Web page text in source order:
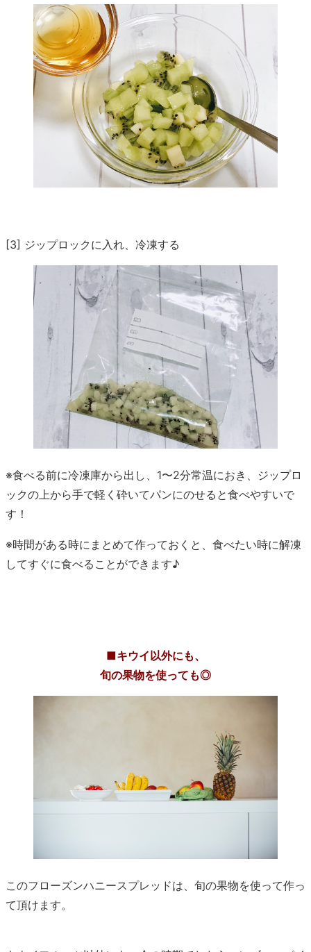
[3] ジップロックに入れ、冷凍する
※食べる前に冷凍庫から出し、1〜2分常温におき、ジップロ
ックの上から手で軽く砕いてパンにのせると食べやすいで
す！
※時間がある時にまとめて作っておくと、食べたい時に解凍
してすぐに食べることができます♪
■キウイ以外にも、
旬の果物を使っても◎
このフローズンハニースプレッドは、旬の果物を使って作っ
て頂けます。